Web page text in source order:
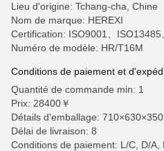
Lieu d'origine: Tchang-cha, Chine
Nom de marque: HEREXI
Certification: ISO9001、ISO13485
Numéro de modèle: HR/T16M
Conditions de paiement et
Quantité de commande min: 1
Prix: 28400￥
Détails d'emballage:
Délai de livraison: 8
Conditions de paiement: L/C, D/A,